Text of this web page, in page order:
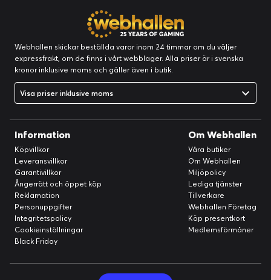
Webhallen skickar beställda varor inom 24 timmar om du väljer
expressfrakt, om de finns i vårt webblager. Alla priser är i svenska
kronor inklusive moms och gäller även i butik.
Visa priser inklusive moms
Information
Köpvillkor
Leveransvillkor
Garantivillkor
Ångerrätt och öppet köp
Reklamation
Personuppgifter
Integritetspolicy
Cookieinställningar
Black Friday
Om Webhallen
Våra butiker
Om Webhallen
Miljöpolicy
Lediga tjänster
Tillverkare
Webhallen Företag
Köp presentkort
Medlemsförmåner